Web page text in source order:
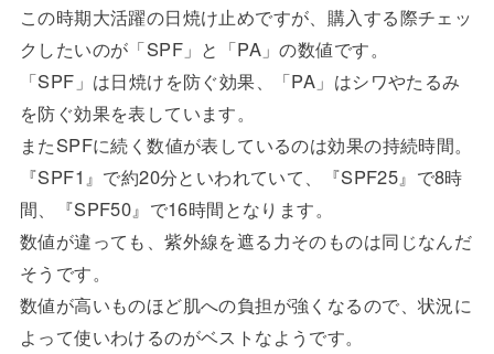
この時期大活躍の日焼け止めですが、購入する際チェッ
クしたいのが「SPF」と「PA」の数値です。
「SPF」は日焼けを防ぐ効果、「PA」はシワやたるみ
を防ぐ効果を表しています。
またSPFに続く数値が表しているのは効果の持続時間。
『SPF1』で約20分といわれていて、『SPF25』で8時
間、『SPF50』で16時間となります。
数値が違っても、紫外線を遮る力そのものは同じなんだ
そうです。
数値が高いものほど肌への負担が強くなるので、状況に
よって使いわけるのがベストなようです。